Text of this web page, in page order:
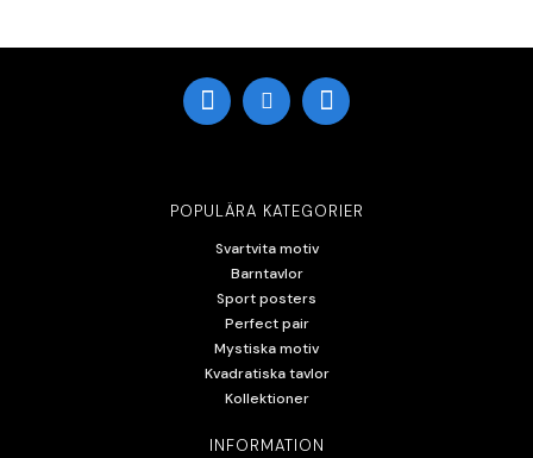
POPULÄRA KATEGORIER
Svartvita motiv
Barntavlor
Sport posters
Perfect pair
Mystiska motiv
Kvadratiska tavlor
Kollektioner
INFORMATION